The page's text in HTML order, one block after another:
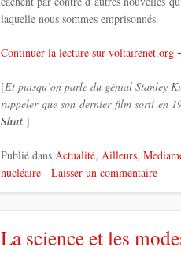
laquelle nous sommes emprisonnés.
Continuer la lecture sur
[Et puisqu’on parle du génial Stanley
rappeler que son dernier film sorti en
Shut.]
Publié dans Actualité, Ailleurs,
nucléaire - Laisser un commentaire
La science et les